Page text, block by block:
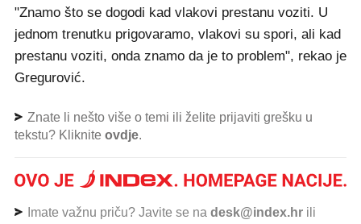
"Znamo što se dogodi kad vlakovi prestanu voziti. U
jednom trenutku prigovaramo, vlakovi su spori, ali kad
prestanu voziti, onda znamo da je to problem", rekao je
Gregurović.
Znate li nešto više o temi ili želite prijaviti grešku u
tekstu? Kliknite ovdje.
Imate važnu priču? Javite se na desk@index.hr ili